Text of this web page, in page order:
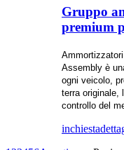
Gruppo
premium
Assembly è
ogni veicolo,
terra originale,
controllo del
inchiesta